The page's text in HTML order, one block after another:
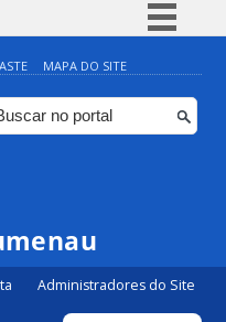
Simplifique!
Comunica BR
Participe
Canais
MAPA DO SITE
Administradores do Site